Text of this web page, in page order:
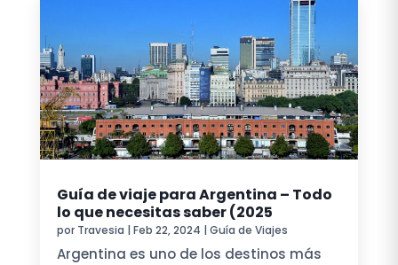
Guía de viaje para Argentina – Todo
lo que necesitas saber (2025
por Travesia | Feb 22, 2024 | Guía de Viajes
Argentina es uno de los destinos más